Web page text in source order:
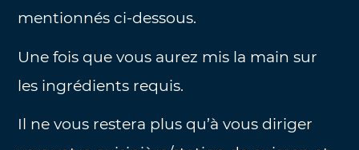
mentionnés ci-dessous.
Une fois que vous aurez mis la main sur
les ingrédients requis.
Il ne vous restera plus qu’à vous diriger